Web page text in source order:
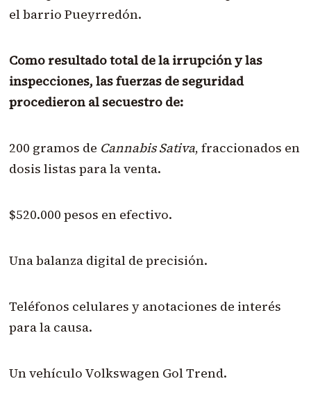
el barrio Pueyrredón.
Como resultado total de la irrupción y las
inspecciones, las fuerzas de seguridad
procedieron al secuestro de:
200 gramos de Cannabis Sativa, fraccionados en
dosis listas para la venta.
$520.000 pesos en efectivo.
Una balanza digital de precisión.
Teléfonos celulares y anotaciones de interés
para la causa.
Un vehículo Volkswagen Gol Trend.